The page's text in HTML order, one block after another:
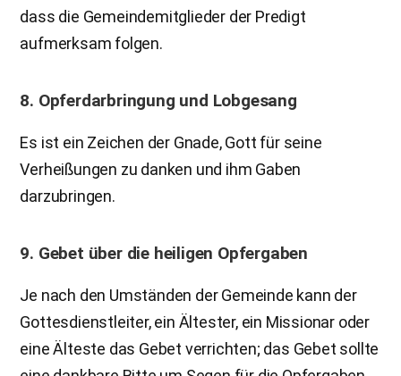
dass die Gemeindemitglieder der Predigt
aufmerksam folgen.
8. Opferdarbringung und Lobgesang
Es ist ein Zeichen der Gnade, Gott für seine
Verheißungen zu danken und ihm Gaben
darzubringen.
9. Gebet über die heiligen Opfergaben
Je nach den Umständen der Gemeinde kann der
Gottesdienstleiter, ein Ältester, ein Missionar oder
eine Älteste das Gebet verrichten; das Gebet sollte